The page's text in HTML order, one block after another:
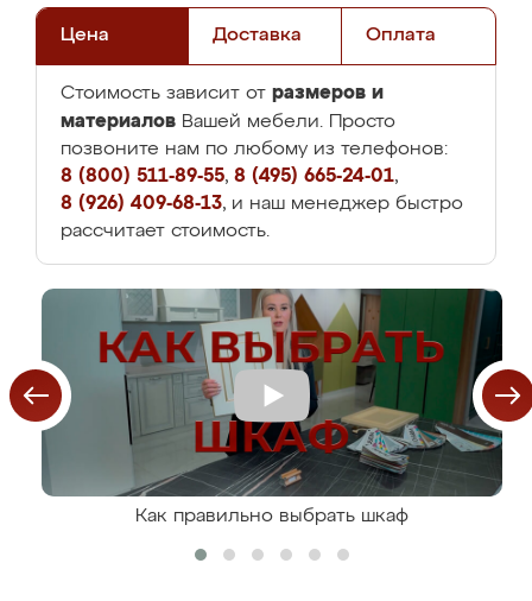
Цена Доставка Оплата
Стоимость зависит от размеров и
материалов Вашей мебели. Просто
позвоните нам по любому из телефонов:
8 (800) 511-89-55, 8 (495) 665-24-01,
8 (926) 409-68-13, и наш менеджер быстро
рассчитает стоимость.
Как правильно выбрать шкаф